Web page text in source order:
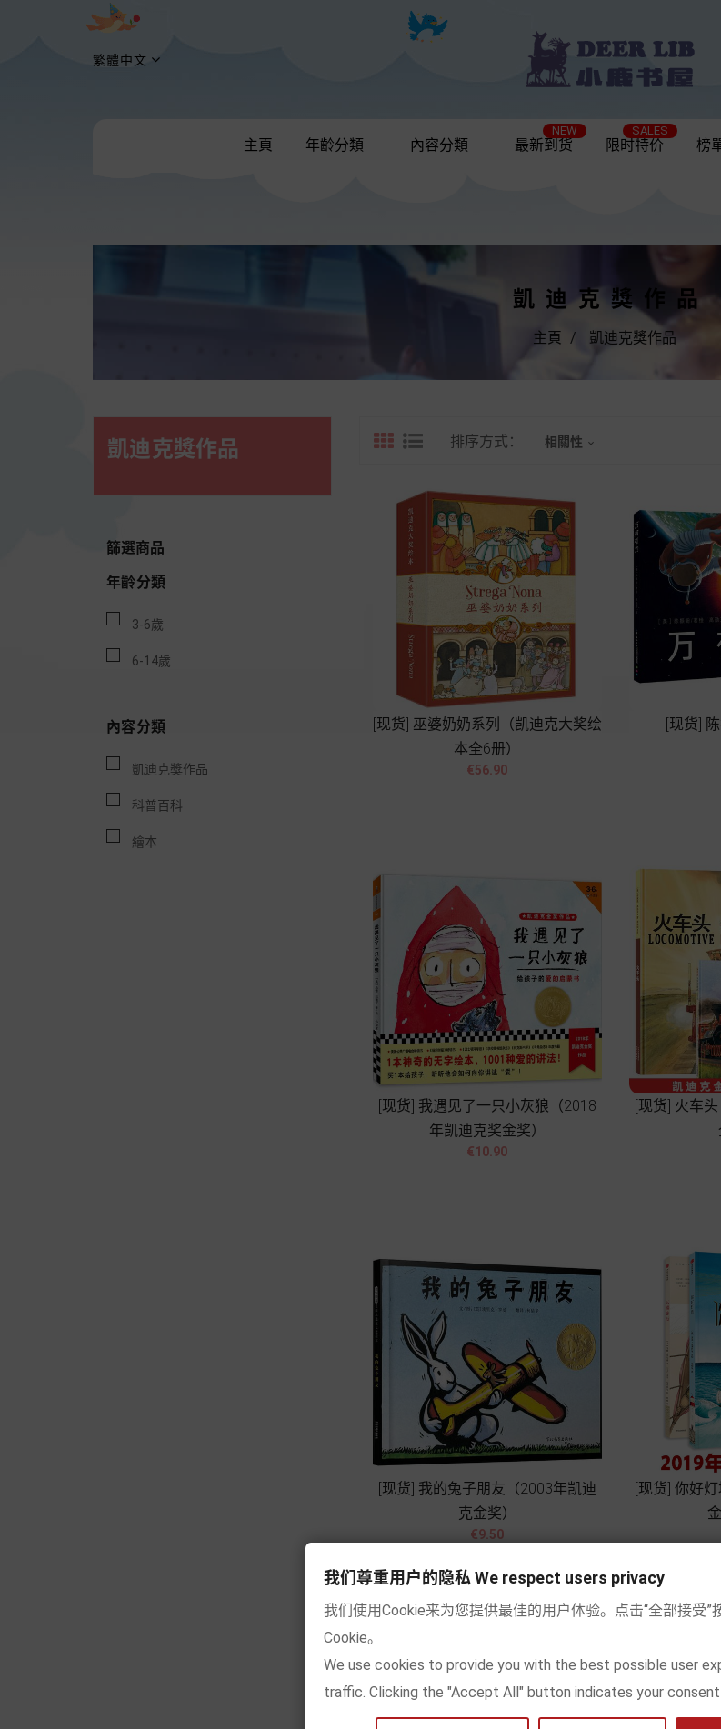
繁體中文
主頁 年齡分類 內容分類 最新到货
NEW
限时特价
SALES
榜
凱迪克獎作品
主頁 凱迪克獎作品
凱迪克獎作品
篩選商品
年齡分類
3-6歲
6-14歲
內容分類
凱迪克獎作品
科普百科
繪本
排序方式： 相關性 
[现货] 巫婆奶奶系列（凯迪克大奖绘
本全6册）
價
€56.90
 
[现货]
[现货] 我遇见了一只小灰狼（2018
年凯迪克奖金奖）
價
€10.90
 
[现货] 火车
[现货] 我的兔子朋友（2003年凯迪
克金奖）
價
€9.50
 
Add to cart
[现货] 你好
我们尊重用户的隐私 We respect users privacy
我们使用Cookie来为您提供最佳的用户体验。点击“全部接受”
Cookie。
We use cookies to provide you with the best possible user
traffic. Clicking the "Accept All" button indicates your